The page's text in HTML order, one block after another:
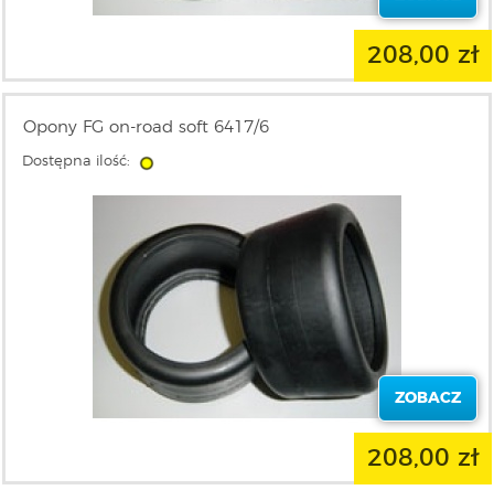
208,00 zł
Opony FG on-road soft 6417/6
Dostępna ilość:
ZOBACZ
208,00 zł